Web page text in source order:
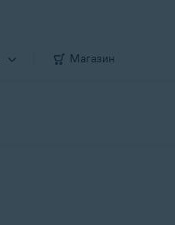
Магазин